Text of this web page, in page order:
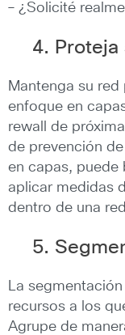
– ¿Solicité
4. Proteja
Mantenga su
enfoque en
rewall de
de prevención
en capas, puede
aplicar medidas
dentro de una
5.
La
recursos a los
Agrupe de